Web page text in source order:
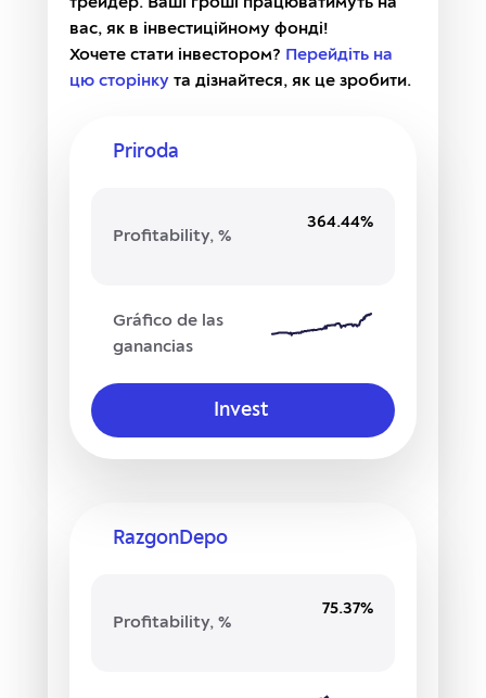
вас, як в інвестиційному фонді!
Хочете стати інвестором? Перейдіть на
цю сторінку та дізнайтеся, як це зробити.
Priroda
Profitability, %
364.44%
Gráfico de las
ganancias
Invest
RazgonDepo
Profitability, %
75.37%